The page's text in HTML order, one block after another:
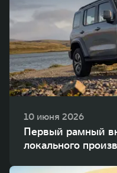
10 июня 2026
Первый рамный
локального